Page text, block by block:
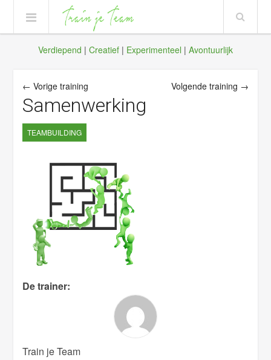
Verdiepend | Creatief | Experimenteel | Avontuurlijk
← Vorige training Volgende training →
Samenwerking
TEAMBUILDING
De trainer:
Train je Team